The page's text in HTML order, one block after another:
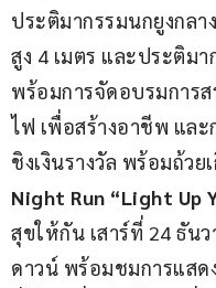
ประติมากรรมนกยูงกลา
สูง 4 เมตร และประติม
พร้อมการจัดอบรมการ
ไฟ เพื่อสร้างอาชีพ แล
ชิงเงินรางวัล พร้อมถ้วย
Night Run “Light Up
สุขให้กัน เสาร์ที่ 24 ธัน
ดาวน์ พร้อมชมการแส